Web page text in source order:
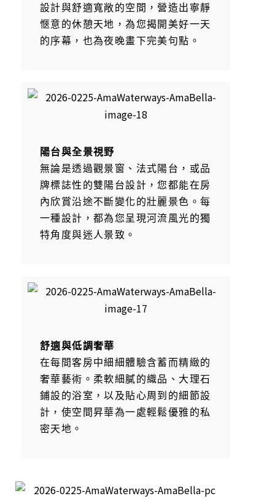
設計與舒適寬敞的空間，營造出寧靜
愜意的休憩天地，為您揭開美好一天
的序幕，也為夜晚畫下完美句點。
陽台與全景視野
無論是透過觀景窗、法式陽台，或品
牌標誌性的雙陽台設計，您都能在房
內欣賞沿途不斷變化的壯麗景色。每
一種設計，都為您呈現河流風光的獨
特角度與迷人景致。
舒適與低調奢華
在每間客房中細細體驗含蓄而精緻的
奢華藝術。柔軟細膩的織品、大理石
鋪設的浴室，以及貼心周到的細節設
計，使空間昇華為一處輕鬆優雅的私
密天地。